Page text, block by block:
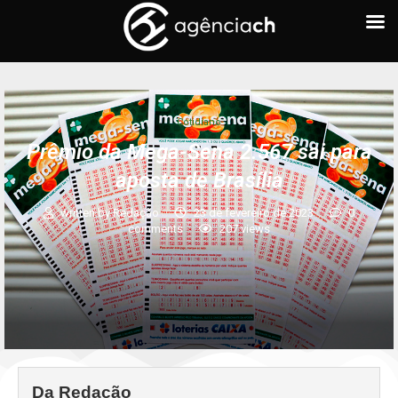
Cotidiano
Prêmio da Mega-Sena 2.567 sai para
aposta de Brasília
written byRedação 23 de fevereiro de 2023
0
comments
207views
Da Redação